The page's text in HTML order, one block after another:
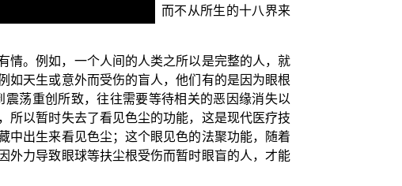
间也仍然是由如来藏生，而不从所生的十八界来
情。例如，一个人间的人类之所以是完整的人，就
如天生或意外而受伤的盲人，他们有的是因为眼根
荡重创所致，往往需要等待相关的恶因缘消失以
所以暂时失去了看见色尘的功能，这是现代医疗技
中出生来看见色尘；这个眼见色的法聚功能，随着
外力导致眼球等扶尘根受伤而暂时眼盲的人，才能